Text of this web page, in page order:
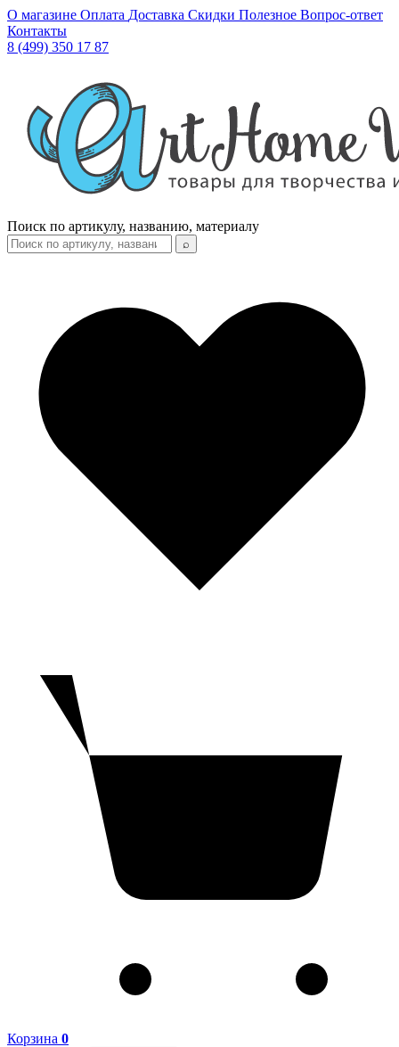
О магазине Оплата Доставка Скидки Полезное Вопрос-ответ
Контакты
8 (499) 350 17 87
Поиск по артикулу, названию, материалу
⌕
Корзина 0